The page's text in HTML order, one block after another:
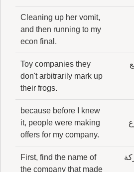
Cleaning up her vomit,
and then running to my
econ final.
Toy companies they
don't arbitrarily mark up
their frogs.
because before I knew
it, people were making
offers for my company.
First, find the name of
the company that made